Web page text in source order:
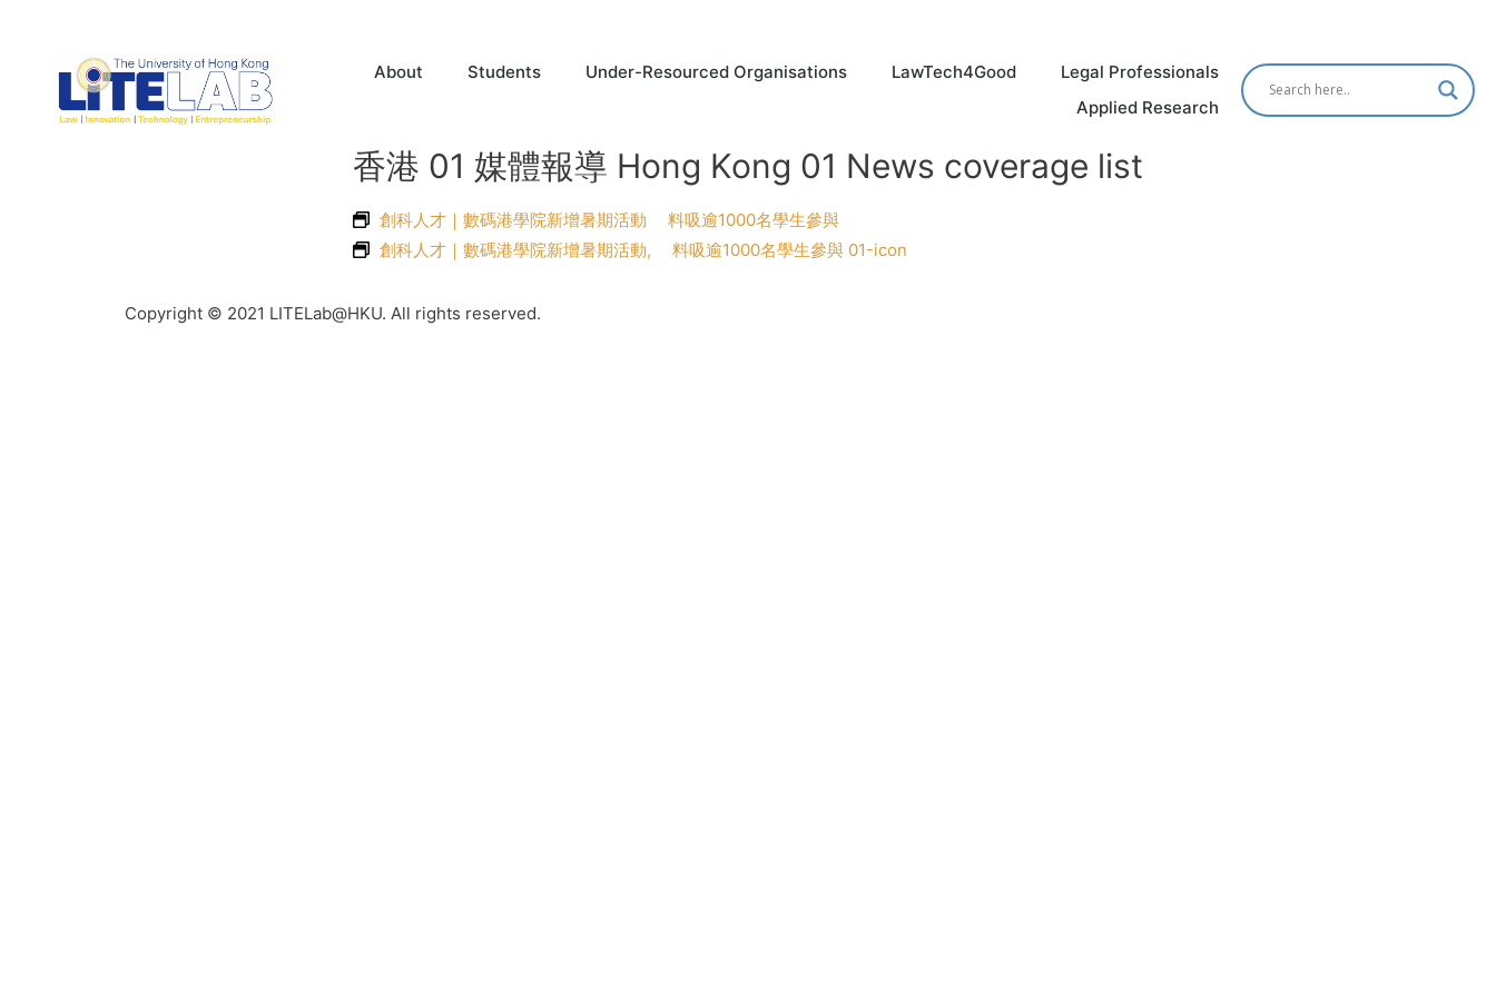
About Students Under-Resourced Organisations LawTech4Good
Legal Professionals
Applied Research
香港 01 媒體報導 Hong Kong 01 News coverage list
創科人才｜數碼港學院新增暑期活動 料吸逾1000名學生參與
創科人才｜數碼港學院新增暑期活動, 料吸逾1000名學生參與 01-icon
Copyright © 2021 LITELab@HKU. All rights reserved.